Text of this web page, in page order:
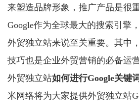
来塑造品牌形象，推广产品是很
Google作为全球最大的搜索引擎
外贸独立站来说至关重要。其中
技巧也是企业外贸营销的必备运
外贸独立站如何进行Google关键
米网络将为大家提供外贸独立站